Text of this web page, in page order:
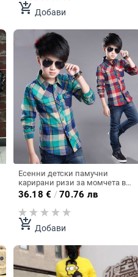
add_shopping_cart Добави
Есенни детски памучни
карирани ризи за момчета в
два цвята.
36.18 € /70.76 лв
add_shopping_cart Добави